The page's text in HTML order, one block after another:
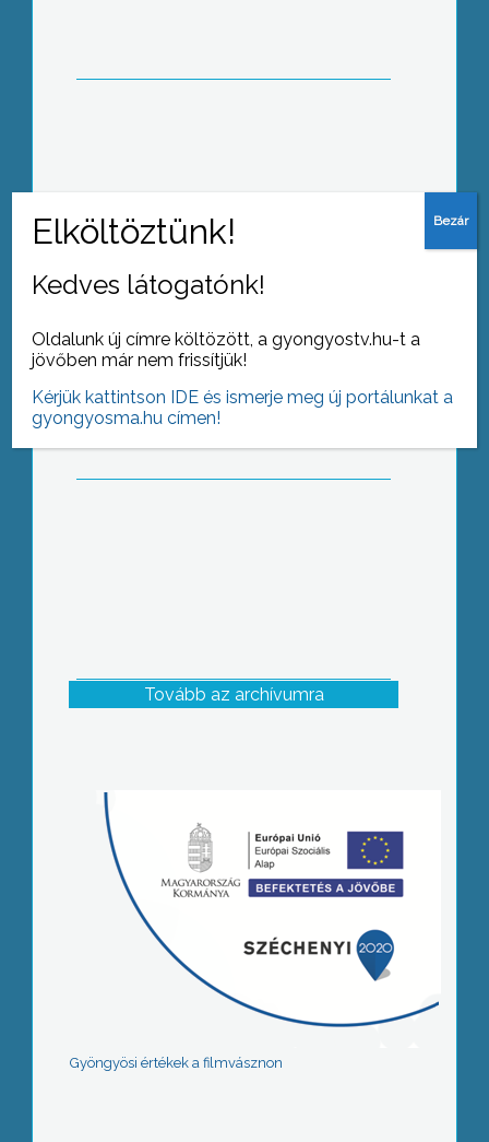
Leesett az első hó
Tovább az archívumra
Gyöngyösi értékek a filmvásznon
Kedves látogatónk!
Oldalunk új címre költözött, a gyongyostv.hu-t a
jövőben már nem frissítjük!
Kérjük kattintson IDE és ismerje meg új portálunkat a
gyongyosma.hu címen!